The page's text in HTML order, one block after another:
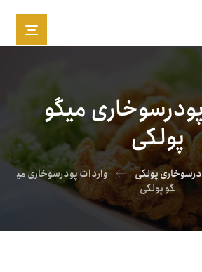
میگو
پولکی
پولکی
واردات پودرسوخاری می
گو پولکی